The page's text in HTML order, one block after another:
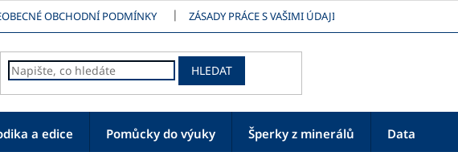
OBCHODNÍ PODMÍNKY ZÁSADY PRÁCE S VAŠIMI ÚDAJI
HLEDAT
a edice Pomůcky do výuky Šperky z minerálů Data